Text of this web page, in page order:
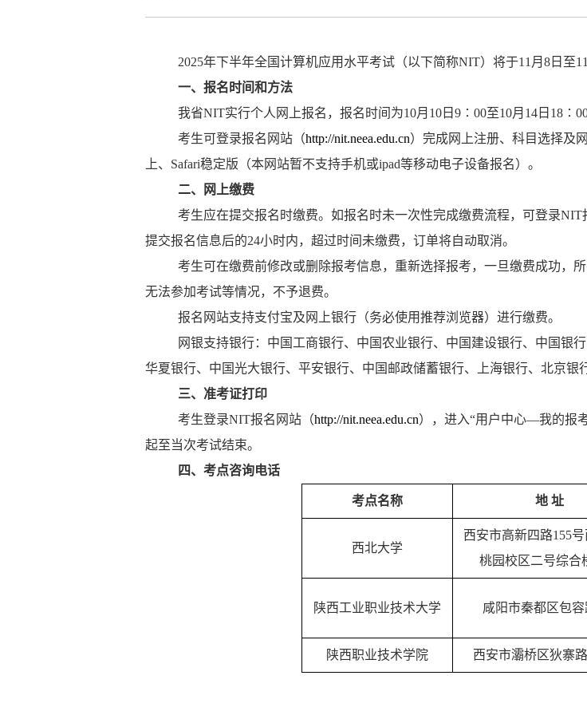
2025年下半年全国计算机应用水平考试（以下简称NIT）将于11 月 8 日至11
一、报名时间和方法
我省NIT实行个人网上报名，报名时间为10月 10 日 9 ∶ 00至10月 14 日 18 ∶
考生可登录报名网站（http://nit.neea.edu.cn）完成网上注册、科目选择及
上、 Safari稳定版（本网站暂不支持手机或ipad等移动电子设备报名）。
二、网上缴费
考生应在提交报名时缴费。如报名时未一次性完成缴费流程，可登录NIT
提交报名信息后的24小时内，超过时间未缴费，订单将自动取消。
考生可在缴费前修改或删除报考信息，重新选择报考，一旦缴费成功，
无法参加考试等情况，不予退费。
报名网站支持支付宝及网上银行（务必使用推荐浏览器）进行缴费。
网银支持银行：中国工商银行、中国农业银行、中国建设银行、中国银
华夏银行、中国光大银行、平安银行、中国邮政储蓄银行、上海银行、北京银
三、准考证打印
考生登录NIT报名网站（http://nit.neea.edu.cn），进入“用户中心—我的报
起至当次考试结束。
四、考点咨询电话
考点名称 地 址
西北大学
西安市高新四路155
桃园校区二号综合
陕西工业职业技术大学 咸阳市秦都区包容
陕西职业技术学院 西安市灞桥区狄寨路